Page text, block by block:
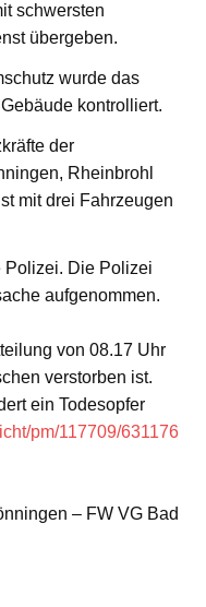
schwersten
übergeben.
wurde das
kontrolliert.
der
Rheinbrohl
mit drei Fahrzeugen
Polizei. Die Polizei
aufgenommen.
von 08.17 Uhr
verstorben ist.
ein Todesopfer
pm/117709/631176
– FW VG Bad